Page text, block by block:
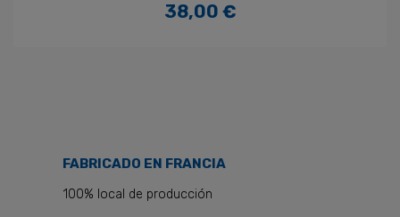
Precio
38,00 €
FABRICADO EN FRANCIA
100% local de producción